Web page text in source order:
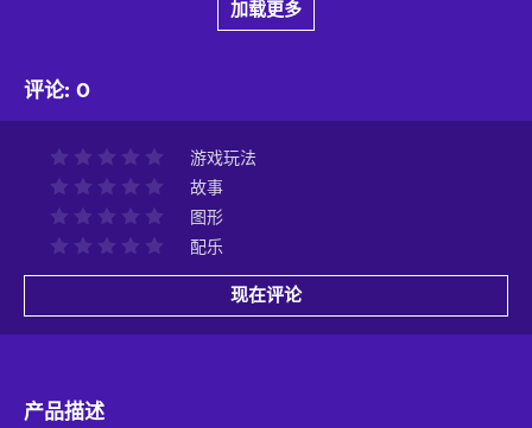
加载更多
评论: 0
游戏玩法
故事
图形
配乐
现在评论
产品描述